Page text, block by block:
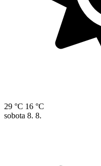
29 °C 16 °C
sobota 8. 8.